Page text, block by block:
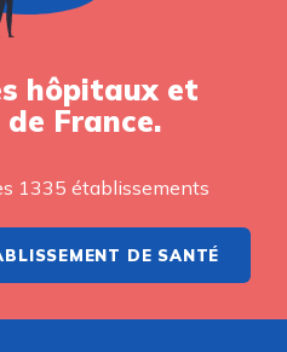
hôpitaux et
France.
1335 établissements
DE SANTÉ